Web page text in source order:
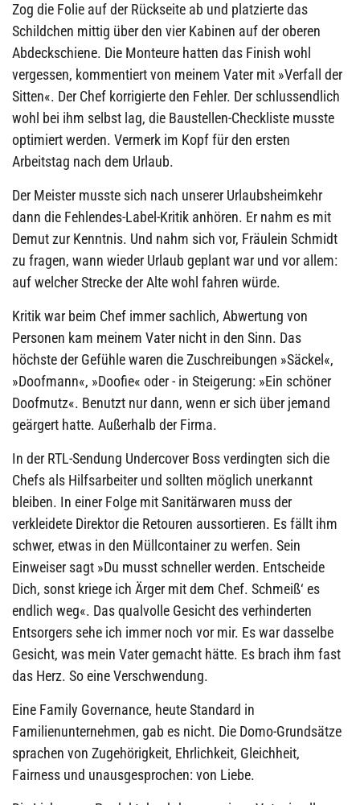
Zog die Folie auf der Rückseite ab und platzierte das
Schildchen mittig über den vier Kabinen auf der oberen
Abdeckschiene. Die Monteure hatten das Finish wohl
vergessen, kommentiert von meinem Vater mit »Verfall der
Sitten«. Der Chef korrigierte den Fehler. Der schlussendlich
wohl bei ihm selbst lag, die Baustellen-Checkliste musste
optimiert werden. Vermerk im Kopf für den ersten
Arbeitstag nach dem Urlaub.
Der Meister musste sich nach unserer Urlaubsheimkehr
dann die Fehlendes-Label-Kritik anhören. Er nahm es mit
Demut zur Kenntnis. Und nahm sich vor, Fräulein Schmidt
zu fragen, wann wieder Urlaub geplant war und vor allem:
auf welcher Strecke der Alte wohl fahren würde.
Kritik war beim Chef immer sachlich, Abwertung von
Personen kam meinem Vater nicht in den Sinn. Das
höchste der Gefühle waren die Zuschreibungen »Säckel«,
»Doofmann«, »Doofie« oder - in Steigerung: »Ein schöner
Doofmutz«. Benutzt nur dann, wenn er sich über jemand
geärgert hatte. Außerhalb der Firma.
In der RTL-Sendung Undercover Boss verdingten sich die
Chefs als Hilfsarbeiter und sollten möglich unerkannt
bleiben. In einer Folge mit Sanitärwaren muss der
verkleidete Direktor die Retouren aussortieren. Es fällt ihm
schwer, etwas in den Müllcontainer zu werfen. Sein
Einweiser sagt »Du musst schneller werden. Entscheide
Dich, sonst kriege ich Ärger mit dem Chef. Schmeiß‘ es
endlich weg«. Das qualvolle Gesicht des verhinderten
Entsorgers sehe ich immer noch vor mir. Es war dasselbe
Gesicht, was mein Vater gemacht hätte. Es brach ihm fast
das Herz. So eine Verschwendung.
Eine Family Governance, heute Standard in
Familienunternehmen, gab es nicht. Die Domo-Grundsätze
sprachen von Zugehörigkeit, Ehrlichkeit, Gleichheit,
Fairness und unausgesprochen: von Liebe.